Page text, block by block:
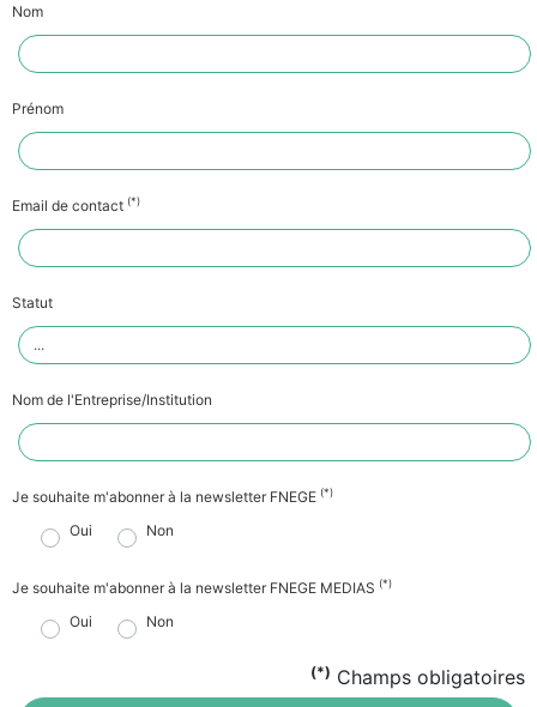
Nom
Prénom
Email de contact (*)
Statut
Nom de l'Entreprise/Institution
Je souhaite m'abonner à la newsletter FNEGE (*)
Oui Non
Je souhaite m'abonner à la newsletter FNEGE MEDIAS (*)
Oui Non
(*) Champs obligatoires